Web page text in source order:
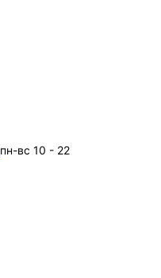
пн-вс 10 - 22